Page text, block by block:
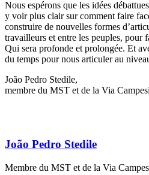
Nous espérons que les idées
y voir plus clair sur comment faire
construire de nouvelles formes
travailleurs et entre les peuples, pour
Qui sera profonde et prolongée. Et
du temps pour nous articuler au
João Pedro Stedile,
membre du MST et de la Via
João Pedro Stedile
Membre du MST et de la Via